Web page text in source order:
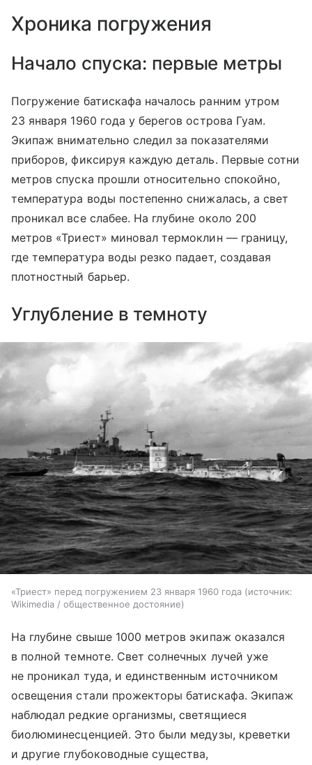
Хроника погружения
Начало спуска: первые метры
Погружение батискафа началось ранним утром
23 января 1960 года у берегов острова Гуам.
Экипаж внимательно следил за показателями
приборов, фиксируя каждую деталь. Первые сотни
метров спуска прошли относительно спокойно,
температура воды постепенно снижалась, а свет
проникал все слабее. На глубине около 200
метров «Триест» миновал термоклин — границу,
где температура воды резко падает, создавая
плотностный барьер.
Углубление в темноту
«Триест» перед погружением 23 января 1960 года
источник:
Wikimedia / общественное достояние
На глубине свыше 1000 метров экипаж оказался
в полной темноте. Свет солнечных лучей уже
не проникал туда, и единственным источником
освещения стали прожекторы батискафа. Экипаж
наблюдал редкие организмы, светящиеся
биолюминесценцией. Это были медузы, креветки
и другие глубоководные существа,